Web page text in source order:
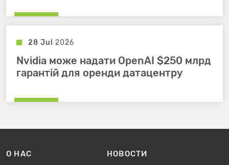
28 Jul 2026
Nvidia може надати OpenAI $250 млрд
гарантій для оренди датацентру
О НАС
НОВОСТИ